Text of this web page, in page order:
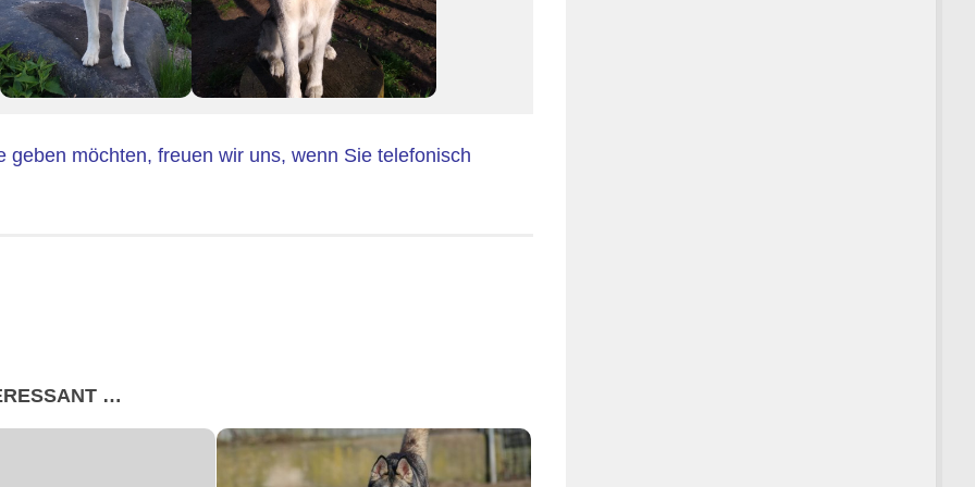
geben möchten, freuen wir uns, wenn Sie telefonisch
…